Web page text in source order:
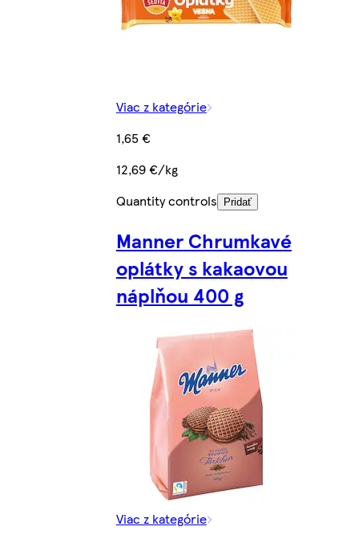
Viac z kategórie
1,65 €
12,69 €/kg
Quantity controls
Pridať
Manner Chrumkavé
oplátky s kakaovou
náplňou 400 g
Viac z kategórie